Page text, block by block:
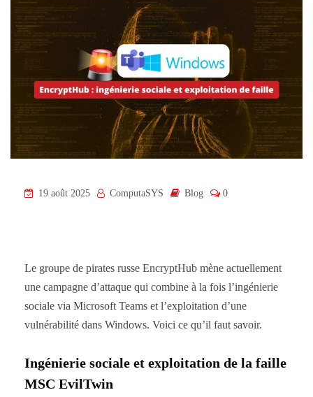
19 août 2025 ComputaSYS Blog 0
Le groupe de pirates russe EncryptHub mène actuellement
une campagne d’attaque qui combine à la fois l’ingénierie
sociale via Microsoft Teams et l’exploitation d’une
vulnérabilité dans Windows. Voici ce qu’il faut savoir.
Ingénierie sociale et exploitation de la faille
MSC EvilTwin